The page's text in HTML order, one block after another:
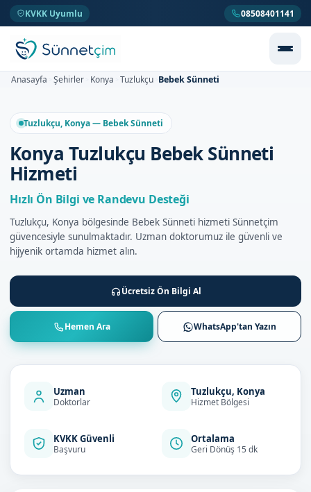
KVKK Uyumlu 08508401141
Anasayfa Şehirler Konya Tuzlukçu Bebek Sünneti
Tuzlukçu, Konya — Bebek Sünneti
Konya Tuzlukçu Bebek Sünneti
Hizmeti
Hızlı Ön Bilgi ve Randevu Desteği
Tuzlukçu, Konya bölgesinde Bebek Sünneti hizmeti Sünnetçim
güvencesiyle sunulmaktadır. Uzman doktorumuz ile güvenli ve
hijyenik ortamda hizmet alın.
Ücretsiz Ön Bilgi Al
Hemen Ara WhatsApp'tan Yazın
Uzman
Doktorlar
Tuzlukçu, Konya
Hizmet Bölgesi
KVKK Güvenli
Başvuru
Ortalama
Geri Dönüş 15 dk